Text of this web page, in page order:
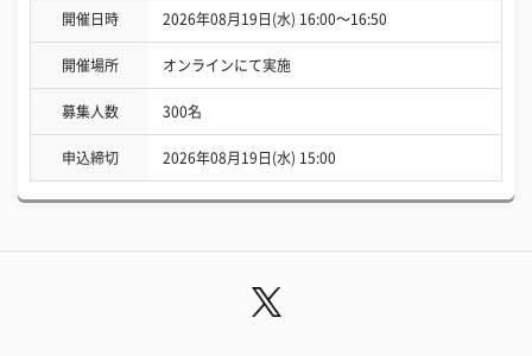
開催日時 2026年08月19日(水) 16:00〜16:50
開催場所 オンラインにて実施
募集人数 300名
申込締切 2026年08月19日(水) 15:00